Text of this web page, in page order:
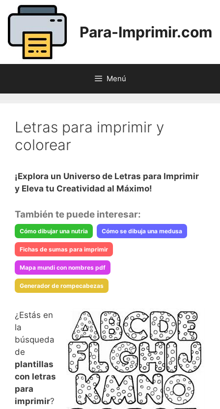
Saltar
contenido
Para-Imprimir.com
Menú
Letras para imprimir y
colorear
¡Explora un Universo de Letras para Imprimir
y Eleva tu Creatividad al Máximo!
También te puede interesar:
Cómo dibujar una nutria Cómo se dibuja una medusa
Fichas de sumas para imprimir
Mapa mundi con nombres pdf
Generador de rompecabezas
¿Estás en
la
búsqueda
de
plantillas
con letras
para
imprimir?